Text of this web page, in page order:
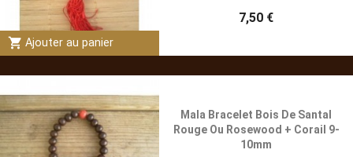
shopping_cart Ajouter au panier
7,50 €
Mala Bracelet Bois De Santal
Rouge Ou Rosewood + Corail 9-
10mm